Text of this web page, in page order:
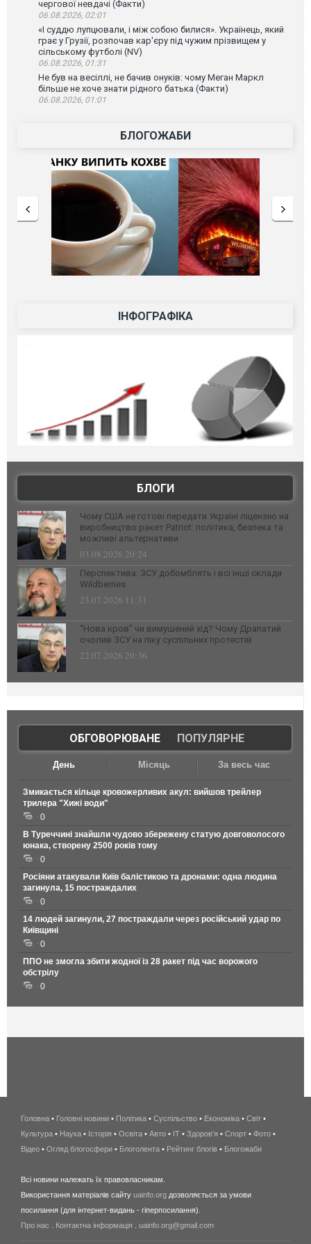
чергової невдачі (Факти)
06.08.2026, 02:01
«І суддю лупцювали, і між собою билися». Українець, який
грає у Грузії, розпочав кар'єру під чужим прізвищем у
сільському футболі (NV)
06.08.2026, 01:31
Не був на весіллі, не бачив онуків: чому Меган Маркл
більше не хоче знати рідного батька (Факти)
06.08.2026, 01:01
БЛОГОЖАБИ
ІНФОГРАФІКА
БЛОГИ
Чому США не готові передати Україні ліцензію на
виробництво ракет Patriot: політика, безпека та
можливі альтернативи
03.08.2026 20:24
Перспектива: ЗСУ добомблять і всі інші склади
Wildberries
23.07.2026 11:31
“Нова кров” чи вимушений хід? Чому Драпатий
очолив ЗСУ на піку суспільних протестів
22.07.2026 20:36
ОБГОВОРЮВАНЕ| ПОПУЛЯРНЕ
День Місяць За весь час
Змикається кільце кровожерливих акул: вийшов трейлер
трилера "Хижі води"
0
В Туреччині знайшли чудово збережену статую довговолосого
юнака, створену 2500 років тому
0
Росіяни атакували Київ балістикою та дронами: одна людина
загинула, 15 постраждалих
0
14 людей загинули, 27 постраждали через російський удар по
Київщині
0
ППО не змогла збити жодної із 28 ракет під час ворожого
обстрілу
0
беспроводной
интернет
киев
wimax
в
Головна • Головні новини • Політика • Суспільство • Економіка • Світ •
Культура • Наука • Історія • Освіта • Авто • IT • Здоров'я • Спорт • Фото •
Відео • Огляд блогосфери • Блоголента • Рейтинг блогів • Блогожаби
Всі новини належать їх правовласникам.
Використання матеріалів сайту uainfo.org дозволяється за умови
посилання (для інтернет-видань - гіперпосилання).
Про нас
Контактна інформація uainfo.org@gmail.com